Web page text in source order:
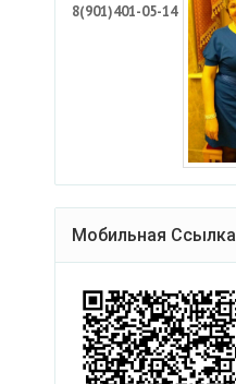
8(901)401-05-14
Мобильная Ссылка